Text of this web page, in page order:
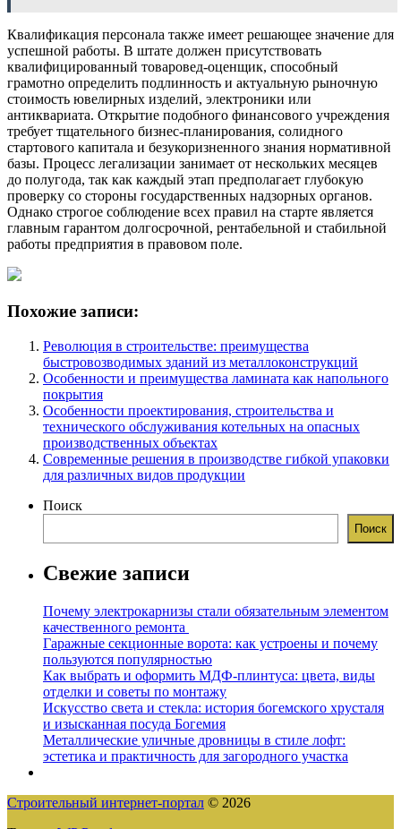
Квалификация персонала также имеет решающее значение для
успешной работы. В штате должен присутствовать
квалифицированный товаровед-оценщик, способный
грамотно определить подлинность и актуальную рыночную
стоимость ювелирных изделий, электроники или
антиквариата. Открытие подобного финансового учреждения
требует тщательного бизнес-планирования, солидного
стартового капитала и безукоризненного знания нормативной
базы. Процесс легализации занимает от нескольких месяцев
до полугода, так как каждый этап предполагает глубокую
проверку со стороны государственных надзорных органов.
Однако строгое соблюдение всех правил на старте является
главным гарантом долгосрочной, рентабельной и стабильной
работы предприятия в правовом поле.
Похожие записи:
Революция в строительстве: преимущества
быстровозводимых зданий из металлоконструкций
Особенности и преимущества ламината как напольного
покрытия
Особенности проектирования, строительства и
технического обслуживания котельных на опасных
производственных объектах
Современные решения в производстве гибкой упаковки
для различных видов продукции
Поиск
Поиск
Свежие записи
Почему электрокарнизы стали обязательным элементом
качественного ремонта
Гаражные секционные ворота: как устроены и почему
пользуются популярностью
Как выбрать и оформить МДФ-плинтуса: цвета, виды
отделки и советы по монтажу
Искусство света и стекла: история богемского хрусталя
и изысканная посуда Богемия
Металлические уличные дровницы в стиле лофт:
эстетика и практичность для загородного участка
Строительный интернет-портал © 2026